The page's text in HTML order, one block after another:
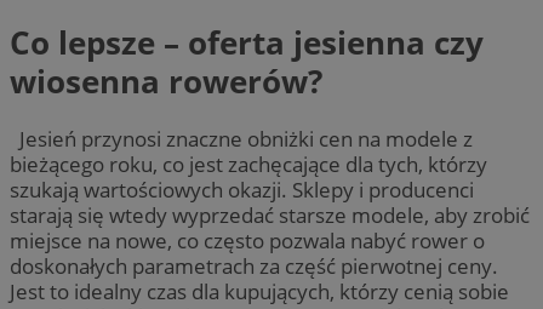
Co lepsze – oferta jesienna czy
wiosenna rowerów?
Jesień przynosi znaczne obniżki cen na modele z
bieżącego roku, co jest zachęcające dla tych, którzy
szukają wartościowych okazji. Sklepy i producenci
starają się wtedy wyprzedać starsze modele, aby zrobić
miejsce na nowe, co często pozwala nabyć rower o
doskonałych parametrach za część pierwotnej ceny.
Jest to idealny czas dla kupujących, którzy cenią sobie